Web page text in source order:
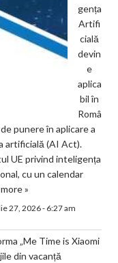
gența
Artifi
cială
devin
e
aplica
bil în
Româ
punere în aplicare a
artificială (AI Act).
UE privind inteligența
cu un calendar
»
27, 2026 - 6:27 am
„Me Time is Xiaomi
din vacanță